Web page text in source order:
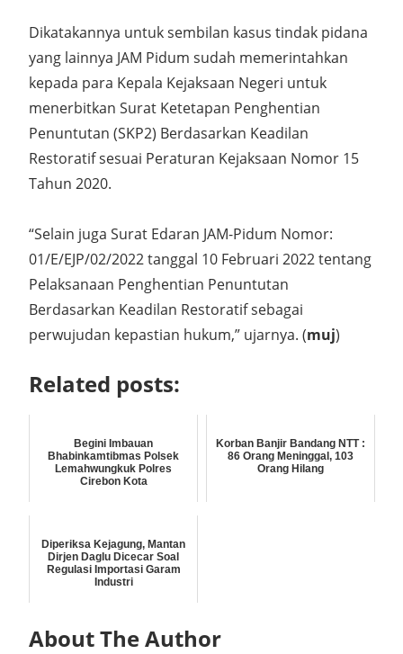
Dikatakannya untuk sembilan kasus tindak pidana
yang lainnya JAM Pidum sudah memerintahkan
kepada para Kepala Kejaksaan Negeri untuk
menerbitkan Surat Ketetapan Penghentian
Penuntutan (SKP2) Berdasarkan Keadilan
Restoratif sesuai Peraturan Kejaksaan Nomor 15
Tahun 2020.
“Selain juga Surat Edaran JAM-Pidum Nomor:
01/E/EJP/02/2022 tanggal 10 Februari 2022 tentang
Pelaksanaan Penghentian Penuntutan
Berdasarkan Keadilan Restoratif sebagai
perwujudan kepastian hukum,” ujarnya. (muj)
Related posts:
Begini Imbauan
Bhabinkamtibmas Polsek
Lemahwungkuk Polres
Cirebon Kota
Korban Banjir Bandang NTT :
86 Orang Meninggal, 103
Orang Hilang
Diperiksa Kejagung, Mantan
Dirjen Daglu Dicecar Soal
Regulasi Importasi Garam
Industri
About The Author